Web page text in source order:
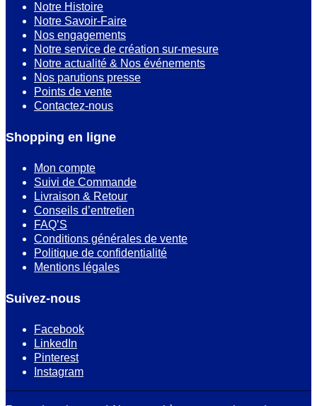
Notre Histoire
Notre Savoir-Faire
Nos engagements
Notre service de création sur-mesure
Notre actualité & Nos événements
Nos parutions presse
Points de vente
Contactez-nous
Shopping en ligne
Mon compte
Suivi de Commande
Livraison & Retour
Conseils d’entretien
FAQ’S
Conditions générales de vente
Politique de confidentialité
Mentions légales
Suivez-nous
Facebook
LinkedIn
Pinterest
Instagram